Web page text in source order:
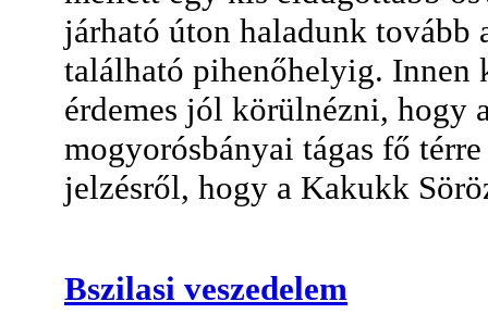
járható úton haladunk tovább
található pihenőhelyig. Innen
érdemes jól körülnézni,
mogyorósbányai tágas fő
jelzésről, hogy a Kakukk
Bszilasi veszedelem